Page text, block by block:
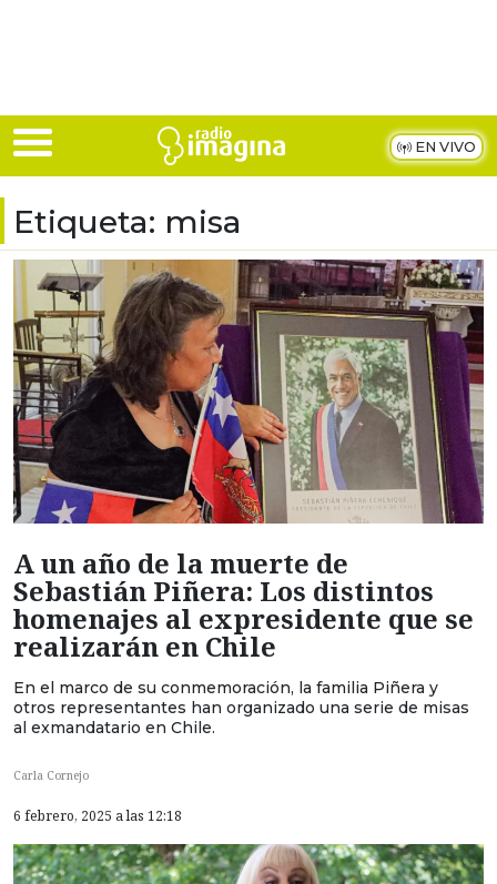
EN VIVO
Etiqueta: misa
A un año de la muerte de
Sebastián Piñera: Los distintos
homenajes al expresidente que se
realizarán en Chile
En el marco de su conmemoración, la familia Piñera y
otros representantes han organizado una serie de misas
al exmandatario en Chile.
Carla Cornejo
6 febrero, 2025 a las 12:18